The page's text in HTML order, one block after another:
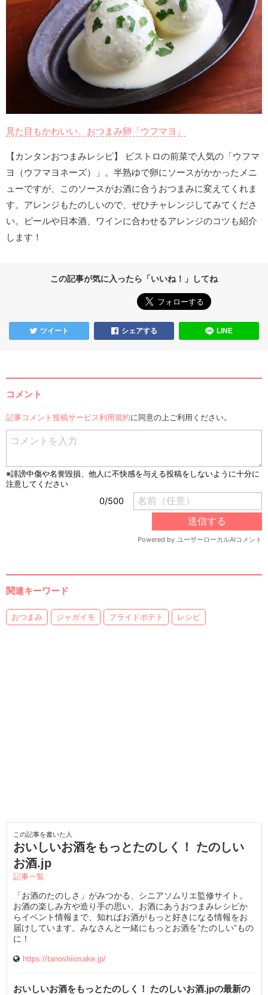
見た目もかわいい、おつまみ卵「ウフマヨ」
【カンタンおつまみレシピ】 ビストロの前菜で人気の「ウフマ
ヨ（ウフマヨネーズ）」。半熟ゆで卵にソースがかかったメニ
ューですが、このソースがお酒に合うおつまみに変えてくれま
す。アレンジもたのしいので、ぜひチャレンジしてみてくださ
い。ビールや日本酒、ワインに合わせるアレンジのコツも紹介
します！
この記事が気に入ったら「いいね！」してね
ツイート シェアする LINE
コメント
記事コメント投稿サービス利用規約に同意の上ご利用ください。
関連キーワード
おつまみ ジャガイモ フライドポテト レシピ
この記事を書いた人
おいしいお酒をもっとたのしく！ たのしい
お酒.jp
記事一覧
「お酒のたのしさ」がみつかる、シニアソムリエ監修サイト。
お酒の楽しみ方や造り手の思い、お酒にあうおつまみレシピか
らイベント情報まで、知ればお酒がもっと好きになる情報をお
届けしています。みなさんと一緒にもっとお酒を”たのしい”もの
に！
https://tanoshiiosake.jp/
おいしいお酒をもっとたのしく！ たのしいお酒.jpの最新の